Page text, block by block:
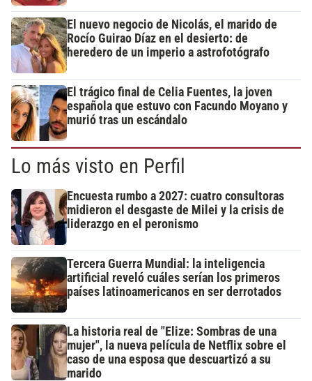
El nuevo negocio de Nicolás, el marido de
Rocío Guirao Díaz en el desierto: de
heredero de un imperio a astrofotógrafo
El trágico final de Celia Fuentes, la joven
española que estuvo con Facundo Moyano y
murió tras un escándalo
Lo más visto en Perfil
Encuesta rumbo a 2027: cuatro consultoras
midieron el desgaste de Milei y la crisis de
liderazgo en el peronismo
Tercera Guerra Mundial: la inteligencia
artificial reveló cuáles serían los primeros
países latinoamericanos en ser derrotados
La historia real de "Elize: Sombras de una
mujer", la nueva película de Netflix sobre el
caso de una esposa que descuartizó a su
marido